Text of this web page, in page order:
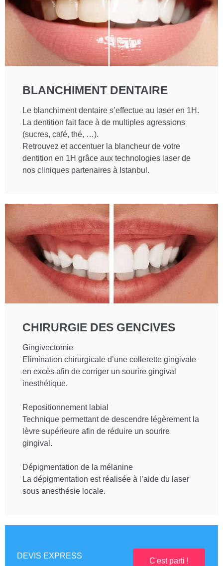
BLANCHIMENT DENTAIRE
Le blanchiment dentaire s’effectue au laser en 1H.
La dentition fait face à de multiples agressions
(sucres, café, thé, …).
Retrouvez et accentuer la blancheur de votre
dentition en 1H grâce aux technologies laser de
nos cliniques partenaires à Istanbul.
CHIRURGIE DES GENCIVES
Gingivectomie
Elimination chirurgicale d’une collerette gingivale
en excès afin de corriger un sourire gingival
inesthétique.
Repositionnement labial
Technique permettant de descendre légèrement la
lèvre supérieure afin de réduire un sourire
gingival.
Dépigmentation de la mélanine
La dépigmentation est réalisée à l’aide du laser
sous anesthésie locale.
DEVIS EXPRESS
C'est parti !